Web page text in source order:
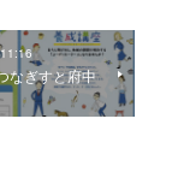
なぎすと府中